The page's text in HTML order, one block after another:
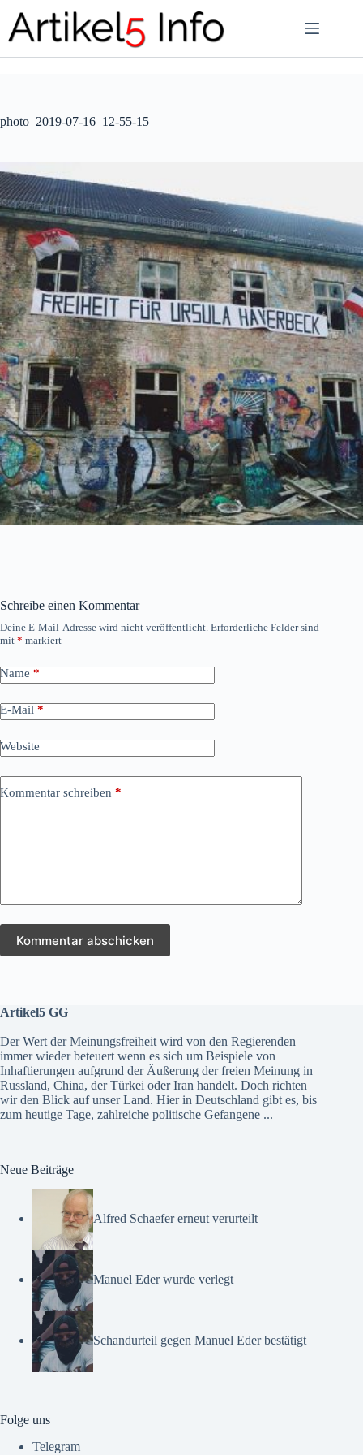
Inhalt
springen
photo_2019-07-16_12-55-15
Schreibe einen Kommentar
Deine E-Mail-Adresse wird nicht veröffentlicht. Erforderliche Felder sind
mit * markiert
Name *
E-Mail *
Website
Kommentar schreiben *
Kommentar abschicken
Artikel5 GG
Der Wert der Meinungsfreiheit wird von den Regierenden
immer wieder beteuert wenn es sich um Beispiele von
Inhaftierungen aufgrund der Äußerung der freien Meinung in
Russland, China, der Türkei oder Iran handelt. Doch richten
wir den Blick auf unser Land. Hier in Deutschland gibt es, bis
zum heutige Tage, zahlreiche politische Gefangene ...
Neue Beiträge
Alfred Schaefer erneut verurteilt
Manuel Eder wurde verlegt
Schandurteil gegen Manuel Eder bestätigt
Folge uns
Telegram